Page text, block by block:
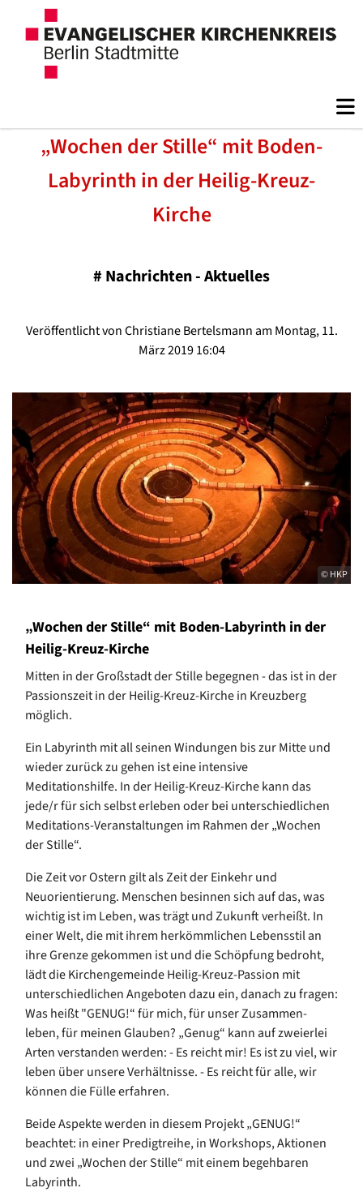
„Wochen der Stille“ mit Boden-
Labyrinth in der Heilig-Kreuz-
Kirche
# Nachrichten - Aktuelles
Veröffentlicht von Christiane Bertelsmann am Montag, 11.
März 2019 16:04
© HKP
„Wochen der Stille“ mit Boden-Labyrinth in der
Heilig-Kreuz-Kirche
Mitten in der Großstadt der Stille begegnen - das ist in der
Passionszeit in der Heilig-Kreuz-Kirche in Kreuzberg
möglich.
Ein Labyrinth mit all seinen Windungen bis zur Mitte und
wieder zurück zu gehen ist eine intensive
Meditationshilfe. In der Heilig-Kreuz-Kirche kann das
jede/r für sich selbst erleben oder bei unterschiedlichen
Meditations-Veranstaltungen im Rahmen der „Wochen
der Stille“.
Die Zeit vor Ostern gilt als Zeit der Einkehr und
Neuorientierung. Menschen besinnen sich auf das, was
wichtig ist im Leben, was trägt und Zukunft verheißt. In
einer Welt, die mit ihrem herkömmlichen Lebensstil an
ihre Grenze gekommen ist und die Schöpfung bedroht,
lädt die Kirchengemeinde Heilig-Kreuz-Passion mit
unterschiedlichen Angeboten dazu ein, danach zu fragen:
Was heißt "GENUG!“ für mich, für unser Zusammen-
leben, für meinen Glauben? „Genug“ kann auf zweierlei
Arten verstanden werden: - Es reicht mir! Es ist zu viel, wir
leben über unsere Verhältnisse. - Es reicht für alle, wir
können die Fülle erfahren.
Beide Aspekte werden in diesem Projekt „GENUG!“
beachtet: in einer Predigtreihe, in Workshops, Aktionen
und zwei „Wochen der Stille“ mit einem begehbaren
Labyrinth.